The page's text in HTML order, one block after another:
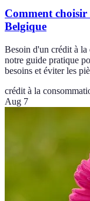
Comment
Belgique
Besoin d'un crédit à
notre guide pratique
besoins et éviter les
crédit à la
Aug 7